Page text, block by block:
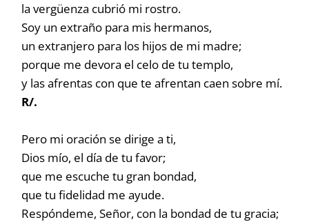
la vergüenza cubrió mi rostro.
Soy un extraño para mis hermanos,
un extranjero para los hijos de mi madre;
porque me devora el celo de tu templo,
y las afrentas con que te afrentan caen sobre mí.
R/.
Pero mi oración se dirige a ti,
Dios mío, el día de tu favor;
que me escuche tu gran bondad,
que tu fidelidad me ayude.
Respóndeme, Señor, con la bondad de tu gracia;